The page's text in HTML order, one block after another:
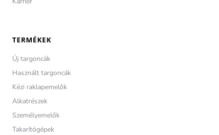
TERMÉKEK
Új targoncák
Használt targoncák
Kézi raklapemelők
Alkatrészek
Személyemelők
Takarítógépek